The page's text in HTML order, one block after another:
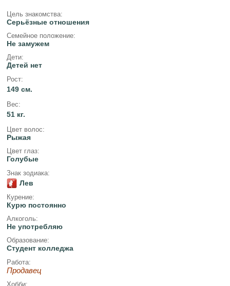
Цель знакомства:
Серьёзные отношения
Семейное положение:
Не замужем
Дети:
Детей нет
Рост:
149 см.
Вес:
51 кг.
Цвет волос:
Рыжая
Цвет глаз:
Голубые
Знак зодиака:
Лев
Курение:
Курю постоянно
Алкоголь:
Не употребляю
Образование:
Студент колледжа
Работа:
Продавец
Хобби: